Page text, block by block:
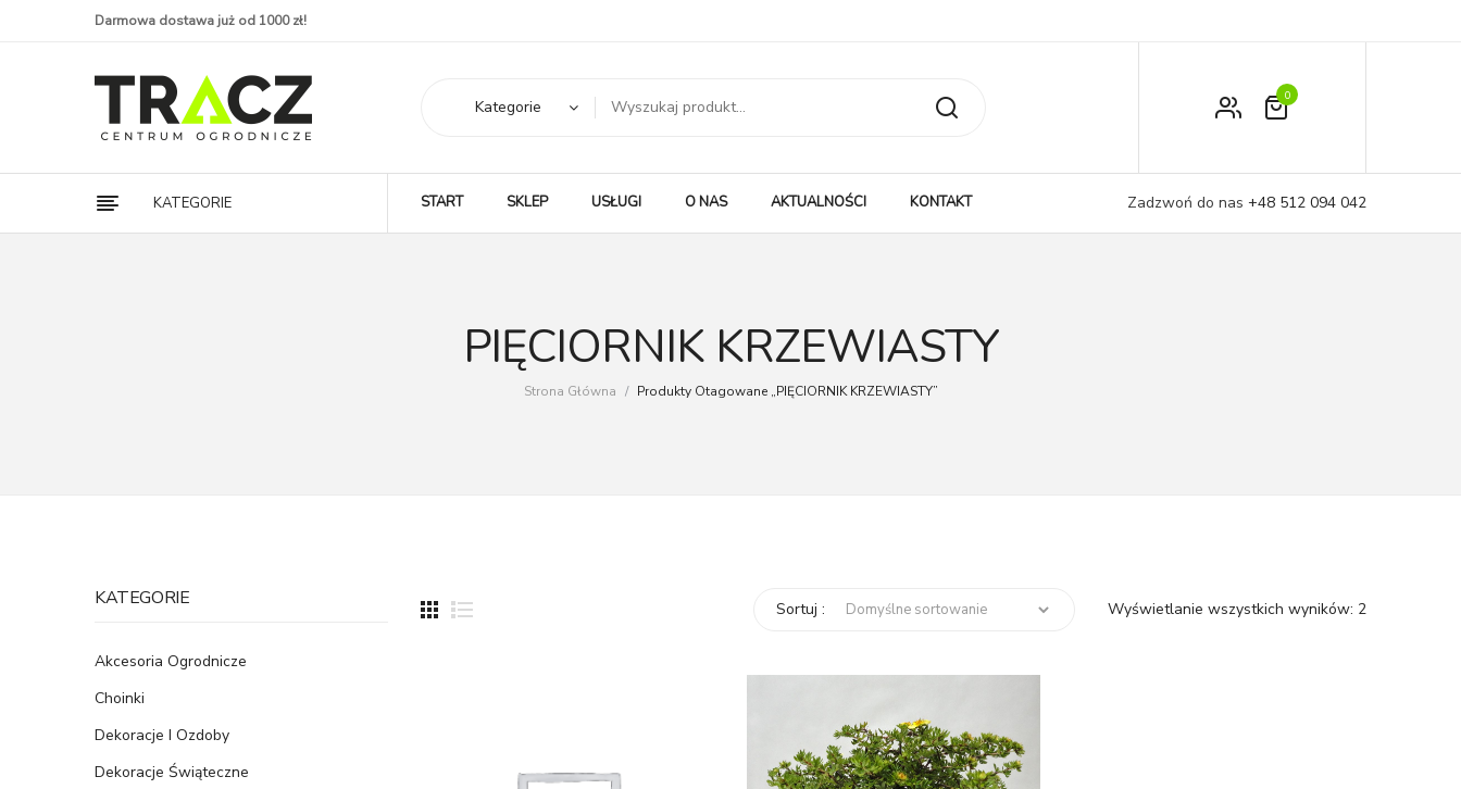
Darmowa dostawa już od 1000 zł!
Moje konto
0
Kategorie
KATEGORIE START SKLEP USŁUGI O NAS AKTUALNOŚCI KONTAKT Zadzwoń do nas +48 512 094 042
PIĘCIORNIK KRZEWIASTY
Strona Główna / Produkty Otagowane „PIĘCIORNIK KRZEWIASTY”
KATEGORIE
Akcesoria Ogrodnicze
Choinki
Dekoracje I Ozdoby
Dekoracje Świąteczne
Wyświetlanie wszystkich wyników: 2
Sortuj :